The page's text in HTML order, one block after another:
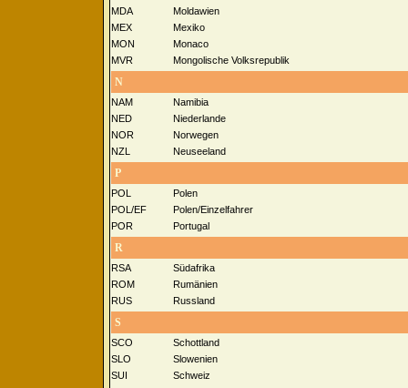
MDA
Moldawien
MEX
Mexiko
MON
Monaco
MVR
Mongolische Volksrepublik
N
NAM
Namibia
NED
Niederlande
NOR
Norwegen
NZL
Neuseeland
P
POL
Polen
POL/EF
Polen/Einzelfahrer
POR
Portugal
R
RSA
Südafrika
ROM
Rumänien
RUS
Russland
S
SCO
Schottland
SLO
Slowenien
SUI
Schweiz